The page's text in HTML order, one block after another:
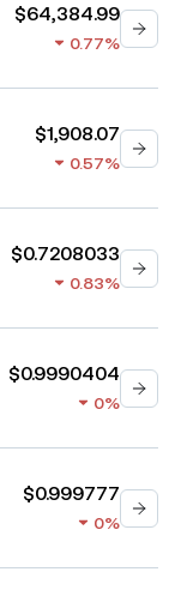
$64,384.99
0.77%
$1,908.07
0.57%
$0.7208033
0.83%
$0.9990404
0%
$0.999777
0%